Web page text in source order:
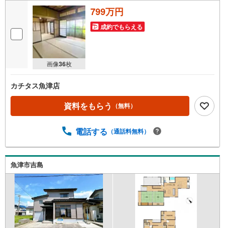
画像36枚
799万円
成約でもらえる
カチタス魚津店
資料をもらう （無料）
電話する （通話料無料）
魚津市吉島